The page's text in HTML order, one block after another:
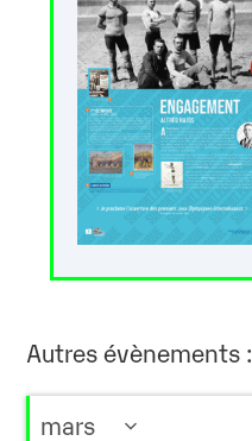
Autres évènements :